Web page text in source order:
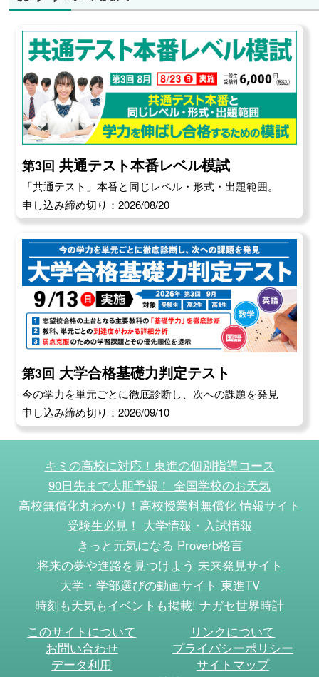
第3回 共通テスト本番レベル模試
「共通テスト」本番と同じレベル・形式・出題範囲。
申し込み締め切り：2026/08/20
第3回 大学合格基礎力判定テスト
今の学力を単元ごとに徹底診断し、次への課題を発見
申し込み締め切り：2026/09/10
キミの高校に対応！東進の個別指導コース
90日先まで大胆予報！ 全国学校のお天気
高校無償化丸わかり！高校授業料無償化 情報サイト
受験生必見！ 大学情報・入試情報
きっと元気になる Proverb格言
将来の夢や進路を見つけよう 未来発見サイト
大学・学部選びの動画サイト 東進TV
時刻も天気もイベントも掲載! ナガセ世界時計
このサイトについて
リンクについて
お問い合わせ
プライバシーポリシー
データ利用
サイトマップ